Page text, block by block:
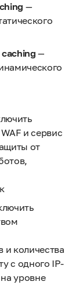
—
—
и сервис
от
количества
с одного IP-
уровне